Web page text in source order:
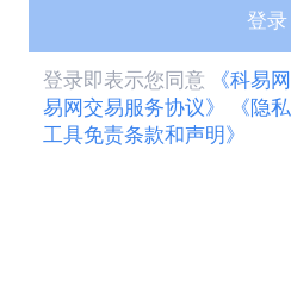
登录
登录即表示您同意 《科易
易网交易服务协议》
《隐
工具免责条款和声明》